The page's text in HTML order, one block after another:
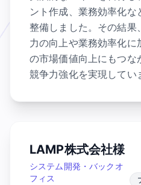
ント作成、業務効率化な
整備しました。その結果
力の向上や業務効率化に
の市場価値向上にもつな
競争力強化を実現してい
LAMP株式会社様
システム開発・バックオ
フィス